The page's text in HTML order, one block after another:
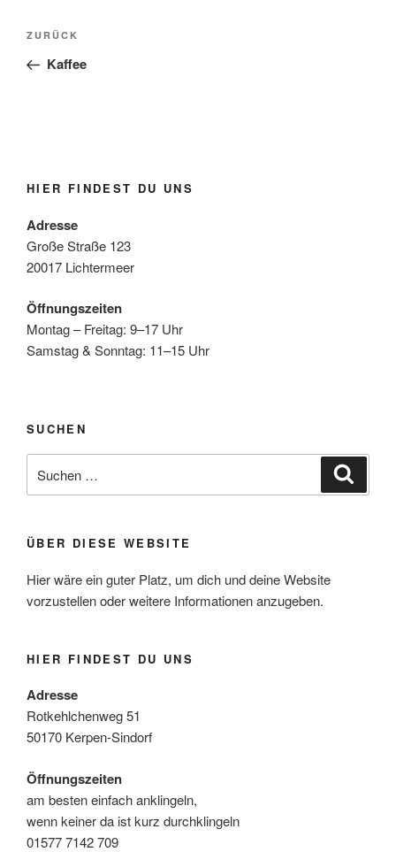
Beitragsnavigation
Vorheriger
Beitrag
ZURÜCK
Kaffee
HIER FINDEST DU UNS
Adresse
Große Straße 123
20017 Lichtermeer
Öffnungszeiten
Montag – Freitag: 9–17 Uhr
Samstag & Sonntag: 11–15 Uhr
SUCHEN
nach:
ÜBER DIESE WEBSITE
Hier wäre ein guter Platz, um dich und deine Website
vorzustellen oder weitere Informationen anzugeben.
HIER FINDEST DU UNS
Adresse
Rotkehlchenweg 51
50170 Kerpen-Sindorf
Öffnungszeiten
am besten einfach anklingeln,
wenn keiner da ist kurz durchklingeln
01577 7142 709